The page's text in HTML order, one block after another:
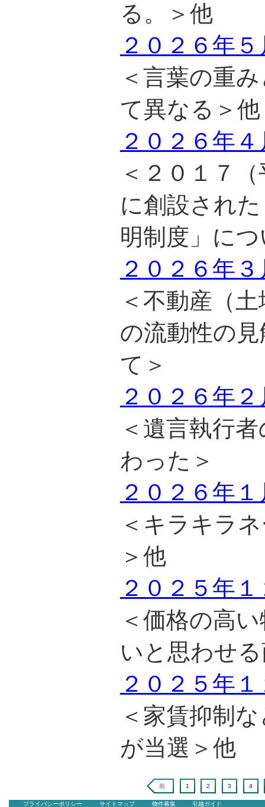
る。＞他
２０２６年
＜言葉の重
て異なる＞他
２０２６年
＜２０１７
に創設され
明制度」に
２０２６年
＜不動産（
の流動性の
て＞
２０２６年
＜遺言執行
わった＞
２０２６年
＜キラキラ
＞他
２０２５年
＜価格の高
いと思わせ
２０２５年
＜家賃抑制
が当選＞他
前 1 2 3 4
プライバシーポリシー サイトマップ 物件募集 引越ガイド